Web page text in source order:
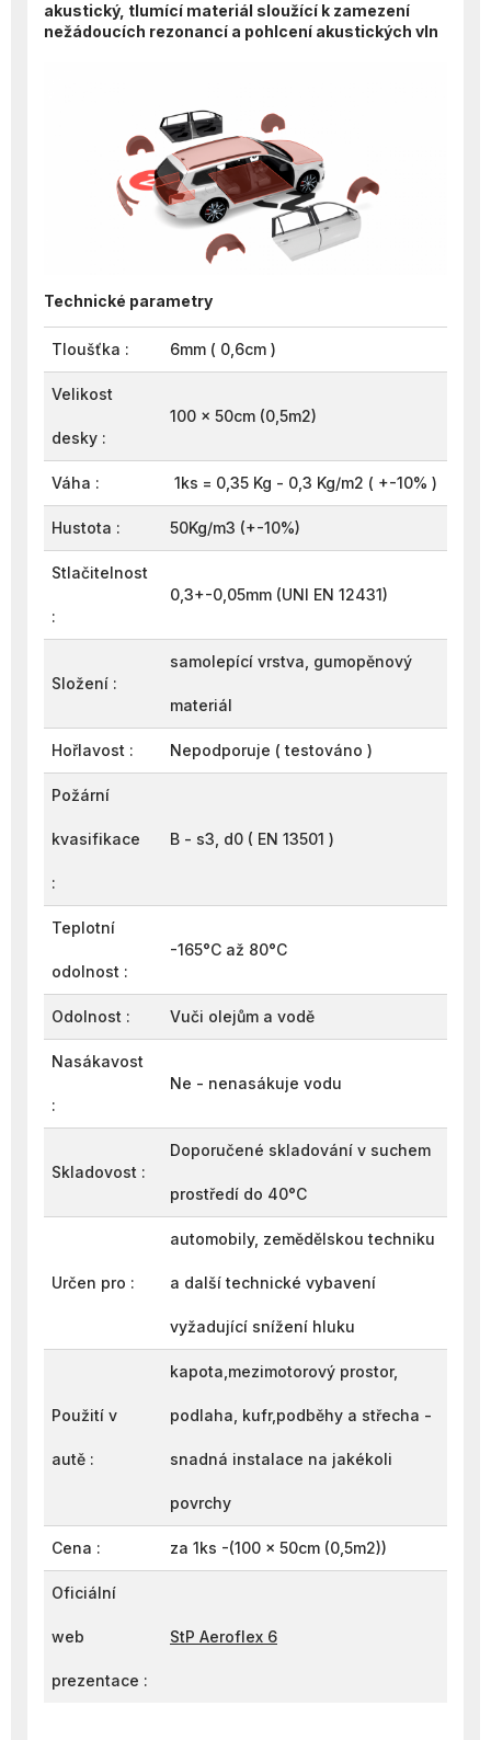
akustický, tlumící materiál sloužící k zamezení
nežádoucích rezonancí a pohlcení akustických vln
Technické parametry
Tloušťka : 6mm ( 0,6cm )
Velikost
desky :
100 x 50cm (0,5m2)
Váha : 1ks = 0,35 Kg - 0,3 Kg/m2 ( +-10% )
Hustota : 50Kg/m3 (+-10%)
Stlačitelnost
:
0,3+-0,05mm (UNI EN 12431)
Složení :
samolepící vrstva, gumopěnový
materiál
Hořlavost : Nepodporuje ( testováno )
Požární
kvasifikace
:
B - s3, d0 ( EN 13501 )
Teplotní
odolnost :
-165°C až 80°C
Odolnost : Vuči olejům a vodě
Nasákavost
:
Ne - nenasákuje vodu
Skladovost :
Doporučené skladování v suchem
prostředí do 40°C
Určen pro :
automobily, zemědělskou techniku
a další technické vybavení
vyžadující snížení hluku
Použití v
autě :
kapota,mezimotorový prostor,
podlaha, kufr,podběhy a střecha -
snadná instalace na jakékoli
povrchy
Cena : za 1ks -(100 x 50cm (0,5m2))
Oficiální
web
prezentace :
StP Aeroflex 6